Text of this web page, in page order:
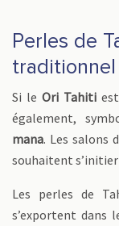
Perles de
traditionnel
Si le Ori Tahiti
également,
mana. Les salons
souhaitent
Les perles de
s’exportent dans